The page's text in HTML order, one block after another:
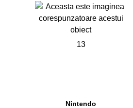
13
Nintendo